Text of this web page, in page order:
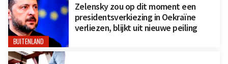
BUITENLAND
Zelensky zou op dit moment een
presidentsverkiezing in Oekraïne
verliezen, blijkt uit nieuwe peiling